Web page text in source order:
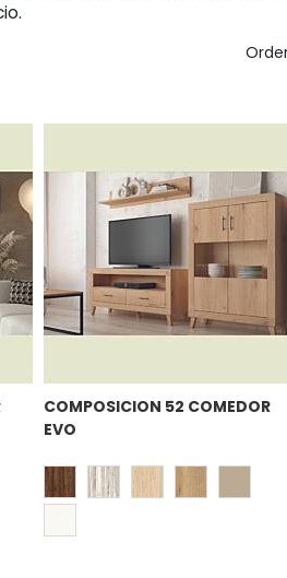
COMPOSICION 52 COMEDOR
EVO